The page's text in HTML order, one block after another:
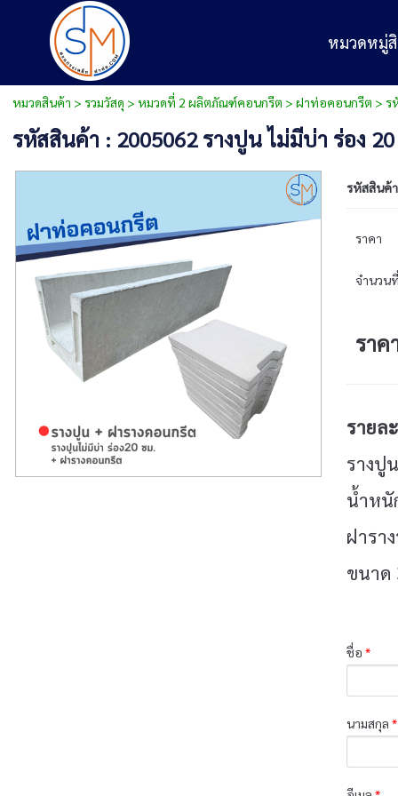
หมวดหมู่
หมวดสินค้า > รวมวัสดุ > หมวดที่ 2 ผลิตภัณฑ์คอนกรีต > ฝาท่อคอนกรีต > ร
รหัสสินค้า : 2005062 รางปูน ไม่มีบ่า ร่อง
รหัสสินค้
ราคา
จำนวน
ราค
รายล
รางปู
น้ำหนั
ฝารา
ขนาด
ชื่อ *
นามสกุล *